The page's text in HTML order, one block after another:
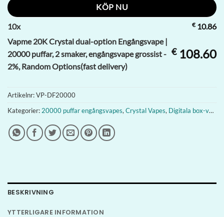
KÖP NU
10x €10.86
Vapme 20K Crystal dual-option Engångsvape |
20000 puffar, 2 smaker, engångsvape grossist -
2%, Random Options(fast delivery)
€108.60
Artikelnr:VP-DF20000
Kategorier: 20000 puffar engångsvapes, Crystal Vapes, Digitala box-vapes
BESKRIVNING
YTTERLIGARE INFORMATION